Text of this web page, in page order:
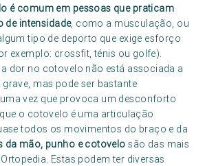
é comum em pessoas que praticam
de intensidade, como a musculação, ou
tipo de deporto que exige esforço
exemplo: crossfit, ténis ou golfe).
dor no cotovelo não está associada a
mas pode ser bastante
vez que provoca um desconforto
o cotovelo é uma articulação
todos os movimentos do braço e da
da mão, punho e cotovelo são das mais
Estas podem ter diversas